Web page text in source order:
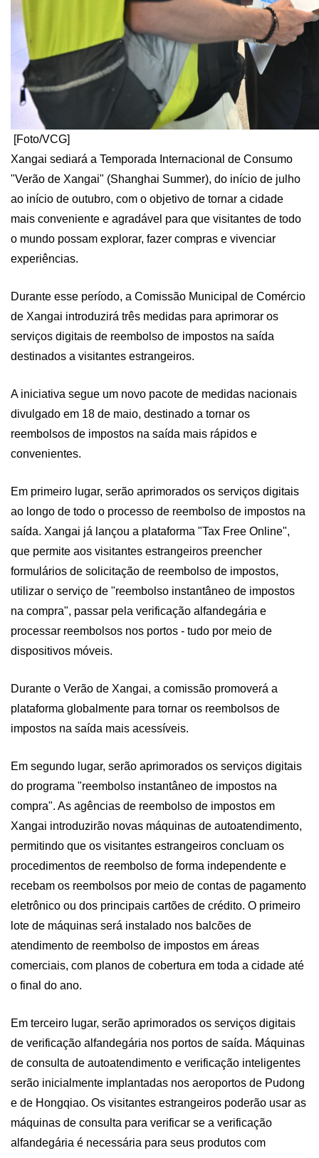
​ [Foto/VCG]
Xangai sediará a Temporada Internacional de Consumo
"Verão de Xangai" (Shanghai Summer), do início de julho
ao início de outubro, com o objetivo de tornar a cidade
mais conveniente e agradável para que visitantes de todo
o mundo possam explorar, fazer compras e vivenciar
experiências.
Durante esse período, a Comissão Municipal de Comércio
de Xangai introduzirá três medidas para aprimorar os
serviços digitais de reembolso de impostos na saída
destinados a visitantes estrangeiros.
A iniciativa segue um novo pacote de medidas nacionais
divulgado em 18 de maio, destinado a tornar os
reembolsos de impostos na saída mais rápidos e
convenientes.
Em primeiro lugar, serão aprimorados os serviços digitais
ao longo de todo o processo de reembolso de impostos na
saída. Xangai já lançou a plataforma "Tax Free Online",
que permite aos visitantes estrangeiros preencher
formulários de solicitação de reembolso de impostos,
utilizar o serviço de "reembolso instantâneo de impostos
na compra", passar pela verificação alfandegária e
processar reembolsos nos portos - tudo por meio de
dispositivos móveis.
Durante o Verão de Xangai, a comissão promoverá a
plataforma globalmente para tornar os reembolsos de
impostos na saída mais acessíveis.
Em segundo lugar, serão aprimorados os serviços digitais
do programa "reembolso instantâneo de impostos na
compra". As agências de reembolso de impostos em
Xangai introduzirão novas máquinas de autoatendimento,
permitindo que os visitantes estrangeiros concluam os
procedimentos de reembolso de forma independente e
recebam os reembolsos por meio de contas de pagamento
eletrônico ou dos principais cartões de crédito. O primeiro
lote de máquinas será instalado nos balcões de
atendimento de reembolso de impostos em áreas
comerciais, com planos de cobertura em toda a cidade até
o final do ano.
Em terceiro lugar, serão aprimorados os serviços digitais
de verificação alfandegária nos portos de saída. Máquinas
de consulta de autoatendimento e verificação inteligentes
serão inicialmente implantadas nos aeroportos de Pudong
e de Hongqiao. Os visitantes estrangeiros poderão usar as
máquinas de consulta para verificar se a verificação
alfandegária é necessária para seus produtos com